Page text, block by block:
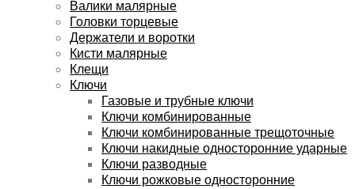
Валики малярные
Головки торцевые
Держатели и воротки
Кисти малярные
Клещи
Ключи
Газовые и трубные ключи
Ключи комбинированные
Ключи комбинированные трещоточные
Ключи накидные односторонние ударные
Ключи разводные
Ключи рожковые односторонние